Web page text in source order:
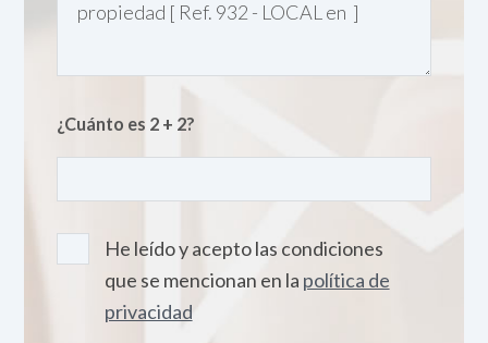
¿Cuánto es 2 + 2?
He leído y acepto las condiciones
que se mencionan en la política de
privacidad